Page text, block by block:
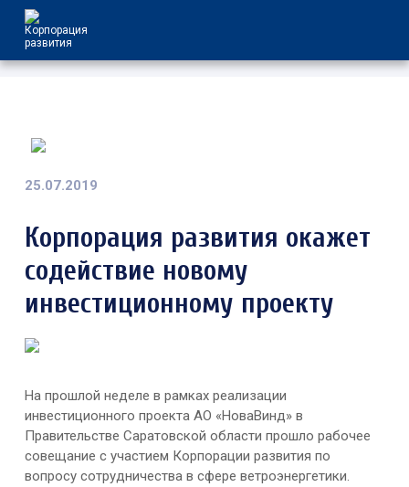
Корпорация развития окажет
содействие новому
инвестиционному проекту
25.07.2019
На прошлой неделе в рамках реализации
инвестиционного проекта АО «НоваВинд» в
Правительстве Саратовской области прошло рабочее
совещание с участием Корпорации развития по
вопросу сотрудничества в сфере ветроэнергетики.